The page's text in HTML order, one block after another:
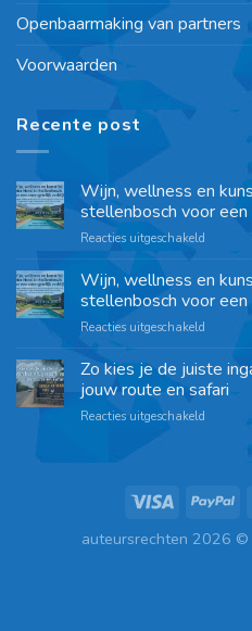
Openbaarmaking van partners
Voorwaarden
Recente post
Wijn, wellness en
stellenbosch voor
Reacties uitgeschakeld
Wijn, wellness en
stellenbosch voor
Reacties uitgeschakeld
Zo kies je de juiste
jouw route en safari
Reacties uitgeschakeld
auteursrechten 2026 ©